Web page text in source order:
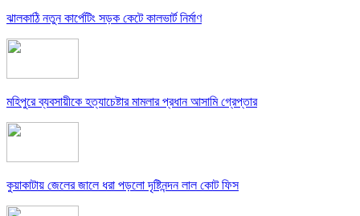
ঝালকাঠি নতুন কার্পেটিং সড়ক কেটে কালভার্ট নির্মাণ
মহিপুরে ব্যবসায়ীকে হত্যাচেষ্টার মামলার প্রধান আসামি গ্রেপ্তার
কুয়াকাটায় জেলের জালে ধরা পড়লো দৃষ্টিনন্দন লাল কোট ফিস